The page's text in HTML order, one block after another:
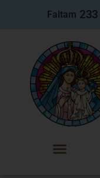
Faltam 233